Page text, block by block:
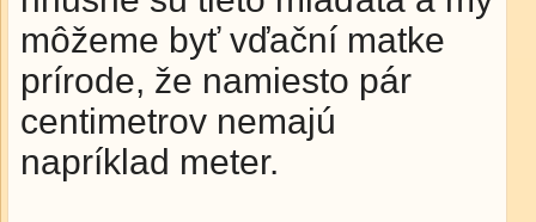
môžeme byť vďační matke
prírode, že namiesto pár
centimetrov nemajú
napríklad meter.